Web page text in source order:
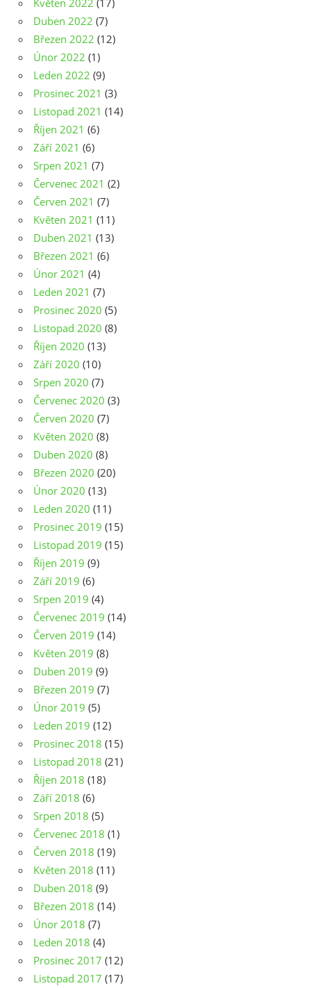
Květen 2022 (17)
Duben 2022 (7)
Březen 2022 (12)
Únor 2022 (1)
Leden 2022 (9)
Prosinec 2021 (3)
Listopad 2021 (14)
Říjen 2021 (6)
Září 2021 (6)
Srpen 2021 (7)
Červenec 2021 (2)
Červen 2021 (7)
Květen 2021 (11)
Duben 2021 (13)
Březen 2021 (6)
Únor 2021 (4)
Leden 2021 (7)
Prosinec 2020 (5)
Listopad 2020 (8)
Říjen 2020 (13)
Září 2020 (10)
Srpen 2020 (7)
Červenec 2020 (3)
Červen 2020 (7)
Květen 2020 (8)
Duben 2020 (8)
Březen 2020 (20)
Únor 2020 (13)
Leden 2020 (11)
Prosinec 2019 (15)
Listopad 2019 (15)
Říjen 2019 (9)
Září 2019 (6)
Srpen 2019 (4)
Červenec 2019 (14)
Červen 2019 (14)
Květen 2019 (8)
Duben 2019 (9)
Březen 2019 (7)
Únor 2019 (5)
Leden 2019 (12)
Prosinec 2018 (15)
Listopad 2018 (21)
Říjen 2018 (18)
Září 2018 (6)
Srpen 2018 (5)
Červenec 2018 (1)
Červen 2018 (19)
Květen 2018 (11)
Duben 2018 (9)
Březen 2018 (14)
Únor 2018 (7)
Leden 2018 (4)
Prosinec 2017 (12)
Listopad 2017 (17)